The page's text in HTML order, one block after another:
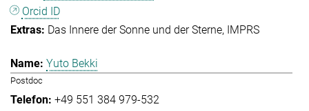
Orcid ID
Das Innere der Sonne und der Sterne IMPRS
Yuto Bekki
Postdoc
+49 551 384 979-532